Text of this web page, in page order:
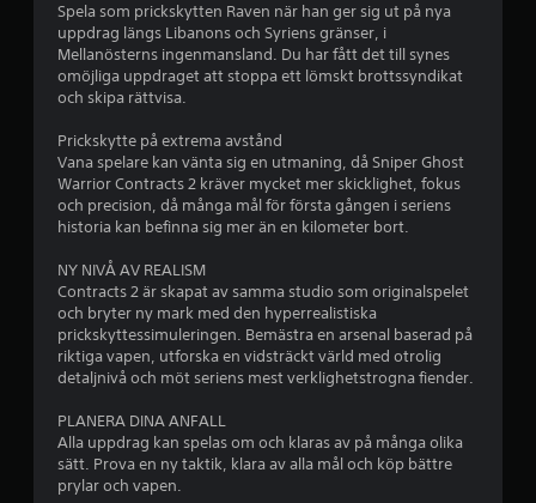
p
4
.
3
s
t
j
ä
Spela som prickskytten Raven när han ger sig ut på nya
uppdrag längs Libanons och Syriens gränser, i
Mellanösterns ingenmansland. Du har fått det till synes
omöjliga uppdraget att stoppa ett lömskt brottssyndikat
och skipa rättvisa.
Prickskytte på extrema avstånd
Vana spelare kan vänta sig en utmaning, då Sniper Ghost
Warrior Contracts 2 kräver mycket mer skicklighet, fokus
och precision, då många mål för första gången i seriens
historia kan befinna sig mer än en kilometer bort.
NY NIVÅ AV REALISM
Contracts 2 är skapat av samma studio som originalspelet
och bryter ny mark med den hyperrealistiska
prickskyttessimuleringen. Bemästra en arsenal baserad på
riktiga vapen, utforska en vidsträckt värld med otrolig
detaljnivå och möt seriens mest verklighetstrogna fiender.
PLANERA DINA ANFALL
Alla uppdrag kan spelas om och klaras av på många olika
sätt. Prova en ny taktik, klara av alla mål och köp bättre
prylar och vapen.